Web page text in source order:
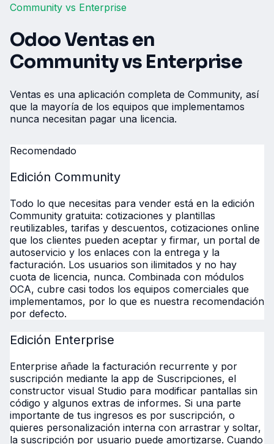
Community vs Enterprise
Odoo Ventas en
Community vs Enterprise
Ventas es una aplicación completa de Community, así
que la mayoría de los equipos que implementamos
nunca necesitan pagar una licencia.
Recomendado
Edición Community
Todo lo que necesitas para vender está en la edición
Community gratuita: cotizaciones y plantillas
reutilizables, tarifas y descuentos, cotizaciones online
que los clientes pueden aceptar y firmar, un portal de
autoservicio y los enlaces con la entrega y la
facturación. Los usuarios son ilimitados y no hay
cuota de licencia, nunca. Combinada con módulos
OCA, cubre casi todos los equipos comerciales que
implementamos, por lo que es nuestra recomendación
por defecto.
Edición Enterprise
Enterprise añade la facturación recurrente y por
suscripción mediante la app de Suscripciones, el
constructor visual Studio para modificar pantallas sin
código y algunos extras de informes. Si una parte
importante de tus ingresos es por suscripción, o
quieres personalización interna con arrastrar y soltar,
la suscripción por usuario puede amortizarse. Cuando